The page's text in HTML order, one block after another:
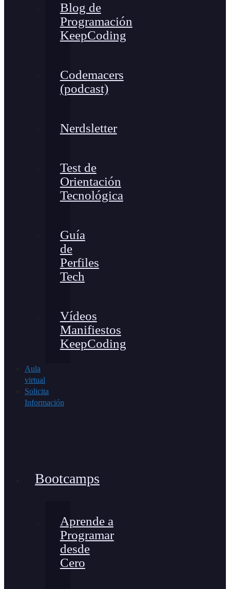
Blog de
Programación
KeepCoding
Codemacers
(podcast)
Nerdsletter
Test de
Orientación
Tecnológica
Guía
de
Perfiles
Tech
Vídeos
Manifiestos
KeepCoding
Aula
virtual
Solicita
Información
Bootcamps
Aprende a
Programar
desde
Cero